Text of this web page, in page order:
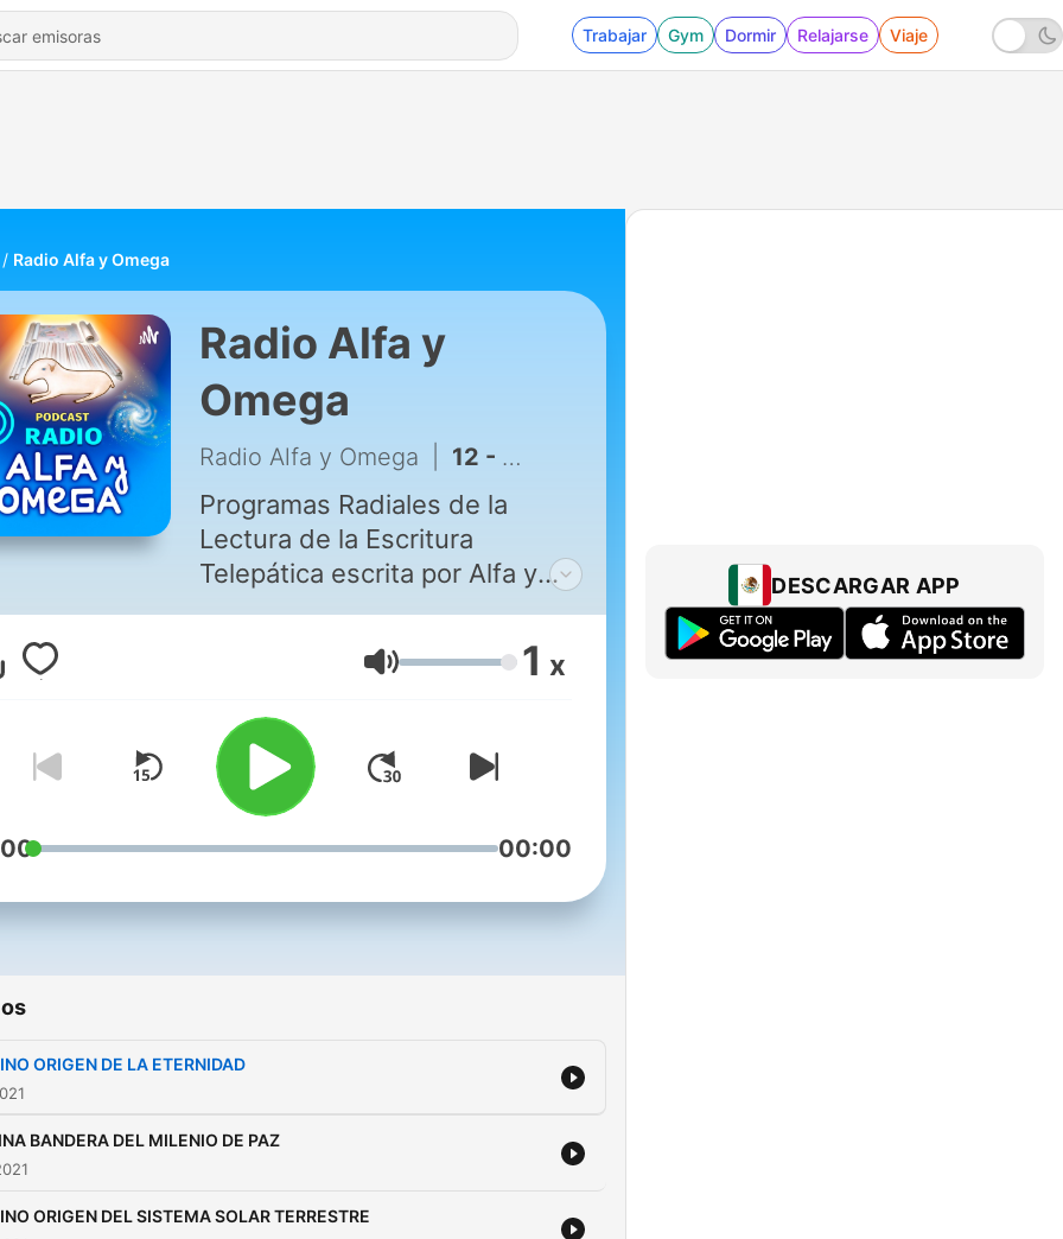
Trabajar Gym Dormir Relajarse Viaje
Radio Alfa y Omega
Radio Alfa y
Omega
Radio Alfa y Omega 12 - DIVINO ORIGEN DE LA ETERNIDAD
Programas Radiales de la
Lectura de la Escritura
Telepática escrita por Alfa y
Omega. Los Planos están en
www.alfayomega.com/ Esta
Nueva Revelación está
profetizada en el Apocalipsis,
capítulo 5, como El Rollo y el
Cordero. Esta Doctrina explica
el Origen de las Cosas, y
anuncia Lo que Vendrá; revela
pruebas, cuyos moradores
galáctico. Y prepara a la
advenimiento de un Nuevo
Volumen 1 x
00:00
ORIGEN DE LA ETERNIDAD
BANDERA DEL MILENIO DE PAZ
ORIGEN DEL SISTEMA SOLAR TERRESTRE
DESCARGAR APP